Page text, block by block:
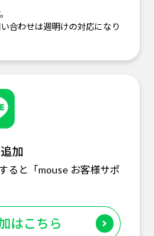
合わせは週明けの対応になり
加
ると「mouse お客様サポ
はこちら